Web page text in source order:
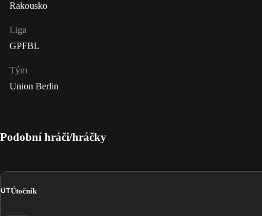
Rakousko
Liga
GPFBL
Tým
Union Berlin
Podobní hráči/hráčky
ÚTÚtočník